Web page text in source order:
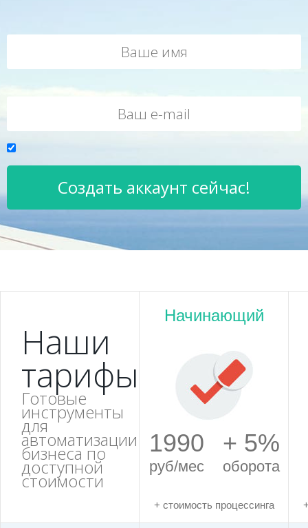
Создать аккаунт сейчас!
Наши
тарифы
Готовые
инструменты
для
автоматизации
бизнеса по
доступной
стоимости
Начинающий
1990
руб/мес
+ 5%
оборота
+ стоимость процессинга